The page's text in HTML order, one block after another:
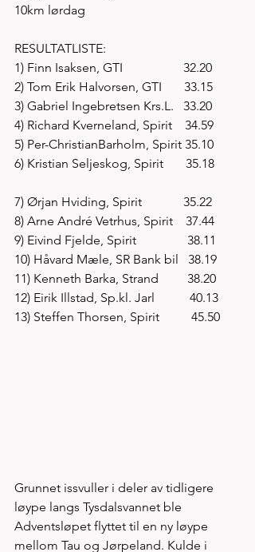
10km lørdag
RESULTATLISTE:
1) Finn Isaksen, GTI                   32.20
2) Tom Erik Halvorsen, GTI       33.15
3) Gabriel Ingebretsen Krs.L.   33.20
4) Richard Kverneland, Spirit    34.59
5) Per-ChristianBarholm, Spirit 35.10
6) Kristian Seljeskog, Spirit       35.18
7) Ørjan Hviding, Spirit             35.22
8) Arne André Vetrhus, Spirit    37.44
9) Eivind Fjelde, Spirit                38.11
10) Håvard Mæle, SR Bank bil   38.19
11) Kenneth Barka, Strand         38.20
12) Eirik Illstad, Sp.kl. Jarl           40.13
13) Steffen Thorsen, Spirit          45.50
Grunnet issvuller i deler av tidligere
løype langs Tysdalsvannet ble
Adventsløpet flyttet til en ny løype
mellom Tau og Jørpeland. Kulde i